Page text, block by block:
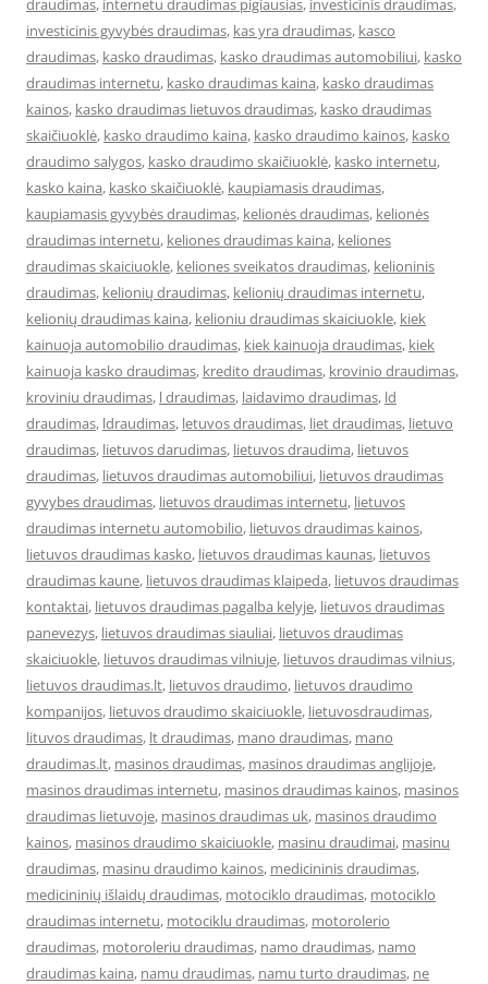
draudimas, internetu draudimas pigiausias, investicinis draudimas,
investicinis gyvybės draudimas, kas yra draudimas, kasco
draudimas, kasko draudimas, kasko draudimas automobiliui, kasko
draudimas internetu, kasko draudimas kaina, kasko draudimas
kainos, kasko draudimas lietuvos draudimas, kasko draudimas
skaičiuoklė, kasko draudimo kaina, kasko draudimo kainos, kasko
draudimo salygos, kasko draudimo skaičiuoklė, kasko internetu,
kasko kaina, kasko skaičiuoklė, kaupiamasis draudimas,
kaupiamasis gyvybės draudimas, kelionės draudimas, kelionės
draudimas internetu, keliones draudimas kaina, keliones
draudimas skaiciuokle, keliones sveikatos draudimas, kelioninis
draudimas, kelionių draudimas, kelionių draudimas internetu,
kelionių draudimas kaina, kelioniu draudimas skaiciuokle, kiek
kainuoja automobilio draudimas, kiek kainuoja draudimas, kiek
kainuoja kasko draudimas, kredito draudimas, krovinio draudimas,
kroviniu draudimas, l draudimas, laidavimo draudimas, ld
draudimas, ldraudimas, letuvos draudimas, liet draudimas, lietuvo
draudimas, lietuvos darudimas, lietuvos draudima, lietuvos
draudimas, lietuvos draudimas automobiliui, lietuvos draudimas
gyvybes draudimas, lietuvos draudimas internetu, lietuvos
draudimas internetu automobilio, lietuvos draudimas kainos,
lietuvos draudimas kasko, lietuvos draudimas kaunas, lietuvos
draudimas kaune, lietuvos draudimas klaipeda, lietuvos draudimas
kontaktai, lietuvos draudimas pagalba kelyje, lietuvos draudimas
panevezys, lietuvos draudimas siauliai, lietuvos draudimas
skaiciuokle, lietuvos draudimas vilniuje, lietuvos draudimas vilnius,
lietuvos draudimas.lt, lietuvos draudimo, lietuvos draudimo
kompanijos, lietuvos draudimo skaiciuokle, lietuvosdraudimas,
lituvos draudimas, lt draudimas, mano draudimas, mano
draudimas.lt, masinos draudimas, masinos draudimas anglijoje,
masinos draudimas internetu, masinos draudimas kainos, masinos
draudimas lietuvoje, masinos draudimas uk, masinos draudimo
kainos, masinos draudimo skaiciuokle, masinu draudimai, masinu
draudimas, masinu draudimo kainos, medicininis draudimas,
medicininių išlaidų draudimas, motociklo draudimas, motociklo
draudimas internetu, motociklu draudimas, motorolerio
draudimas, motoroleriu draudimas, namo draudimas, namo
draudimas kaina, namu draudimas, namu turto draudimas, ne